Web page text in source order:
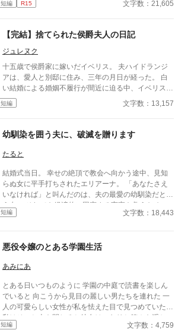
もの。『前』と変わらず━━ これはとある能力を持
れる王太子の遠回りな物語。 ※なろう様で投稿済み
メージです。
短編 R15 文字数：21,605
【完結】捨てられた侯爵夫人の日記
ジュレヌク
十五歳で侯爵家に嫁いだイベリス。 夫ハイドランジ
アは、愛人と別邸に住み、三年の月日が経った。 白
い結婚による婚姻不履行が間近に迫る中、イベリス
は、高熱を出して記憶を失う。 戻ってきた夫は、妻
に仕える侍女アリッサムから、いない月日の間書き綴
ら自分を恋しいと思ってくれていた少女の思いの丈が
詰まっていた。 十八歳になり、美しく成長した妻を
前に、ハイドランジアは、心が揺らぐ。 自分への恋
れていたのなら、また、愛を育めるのではないのか？
様々な人間の思いが交錯し、物語は、思わぬ方向へと
進んでいく。
短編 文字数：13,157
幼馴染を囲う夫に、破滅を贈ります
たると
結婚式当日。 幸せの絶頂で教会へ向かう途中、見知
らぬ女に平手打ちされたエリアーナ。 「あなたさえ
いなければ」と叫んだのは、夫の最愛の幼馴染だとい
う女。 それでも経済的に困窮する実家を救うため、
エリアーナは泣き寝入りするしかなかった。
短編 文字数：18,443
悪役令嬢のとある学園生活
あみにあ
とある日いつものように 学園の中庭で読書を楽しん
でいると 向こうから見目の麗しい男たちを連れた 一
人の可愛らしい女性が私を怯えた目で見つめていた。
私はそっと本を閉じると彼女はニヤリと笑みを浮かべ
ると私の方へ近づいてくる……。 ヤンデレ王子×溺愛
短編 文字数：4,759